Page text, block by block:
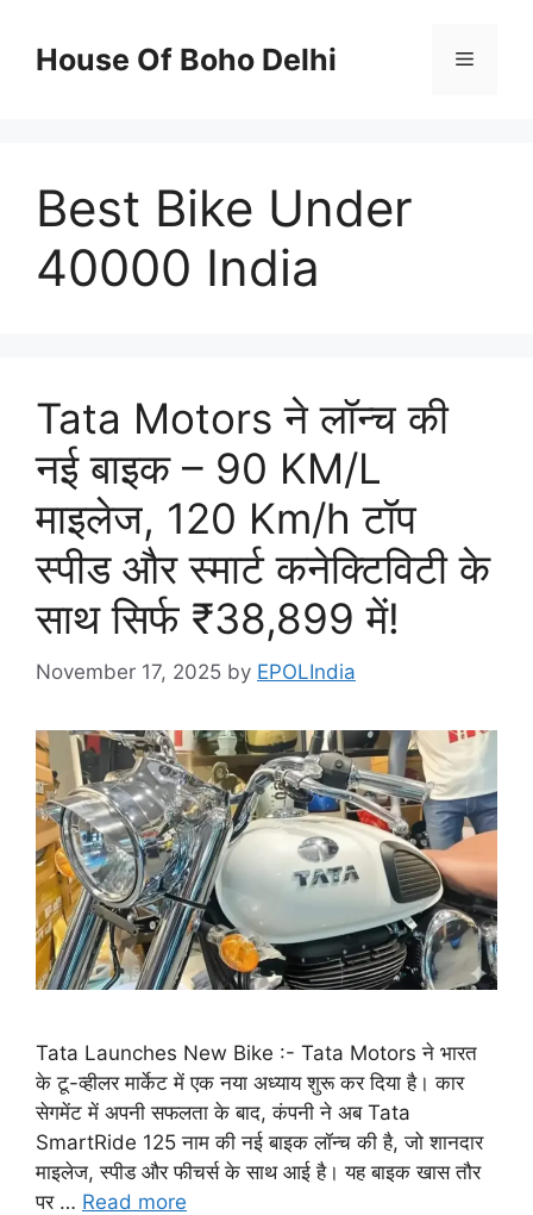
contentHouse Of Boho Delhi Menu
Best Bike Under
40000 India
Tata Motors ने लॉन्च की
नई बाइक – 90 KM/L
माइलेज, 120 Km/h टॉप
स्पीड और स्मार्ट कनेक्टिविटी के
साथ सिर्फ ₹38,899 में!
November 17, 2025 by EPOLIndia
Tata Launches New Bike :- Tata Motors ने भारत
के टू-व्हीलर मार्केट में एक नया अध्याय शुरू कर दिया है। कार
सेगमेंट में अपनी सफलता के बाद, कंपनी ने अब Tata
SmartRide 125 नाम की नई बाइक लॉन्च की है, जो शानदार
माइलेज, स्पीड और फीचर्स के साथ आई है। यह बाइक खास तौर
पर … Read more